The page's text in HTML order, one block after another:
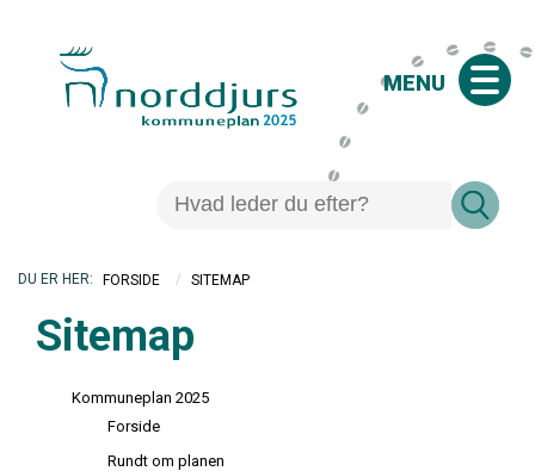
MENU
FORSIDE / SITEMAP
Sitemap
Kommuneplan 2025
Forside
Rundt om planen